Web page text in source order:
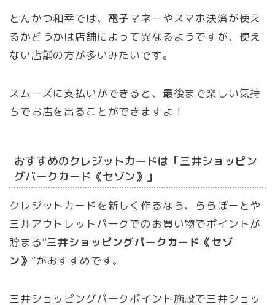
とんかつ和幸では、電子マネーやスマホ決済が使え
るかどうかは店舗によって異なるようですが、使え
ない店舗の方が多いみたいです。
スムーズに支払いができると、最後まで楽しい気持
ちでお店を出ることができますよ！
おすすめのクレジットカードは「三井ショッピン
グパークカード《セゾン》」
クレジットカードを新しく作るなら、ららぽーとや
三井アウトレットパークでのお買い物でポイントが
貯まる“三井ショッピングパークカード《セゾ
ン》 ”がおすすめです。
三井ショッピングパークポイント施設で三井ショッ